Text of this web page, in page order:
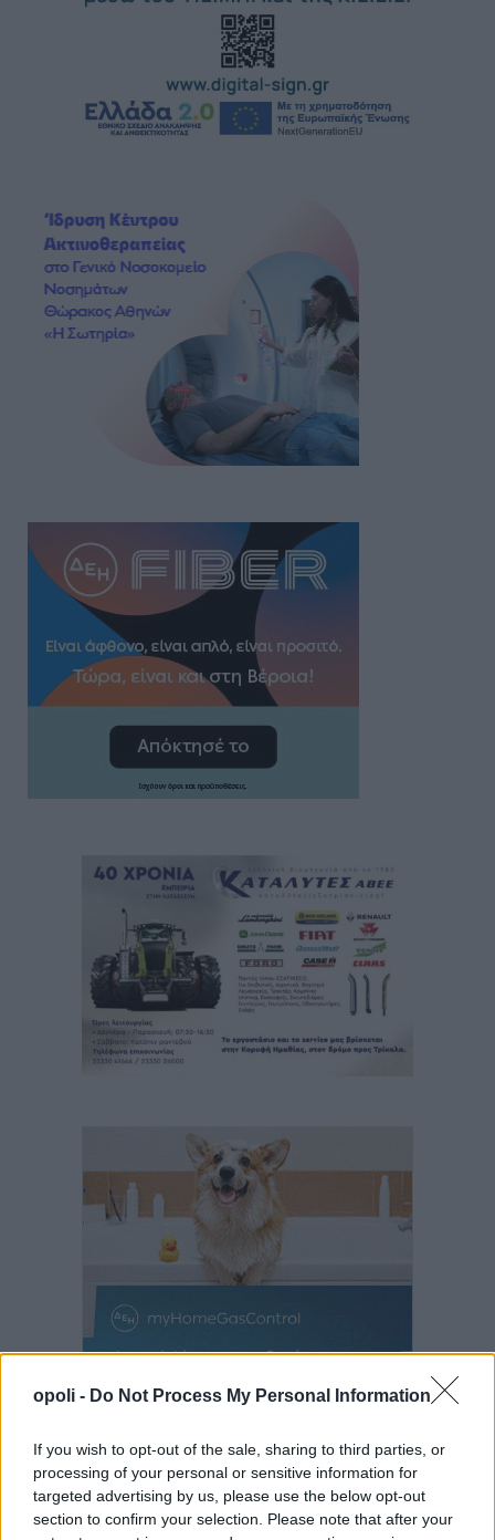
opoli - Do Not Process My Personal Information
If you wish to opt-out of the sale, sharing to third parties, or
processing of your personal or sensitive information for
targeted advertising by us, please use the below opt-out
section to confirm your selection. Please note that after your